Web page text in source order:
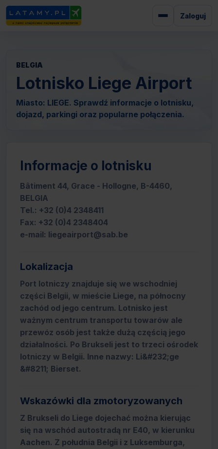
Zaloguj
BELGIA
Lotnisko Liege Airport
Miasto: LIEGE. Sprawdź informacje o lotnisku,
dojazd, parkingi oraz popularne połączenia.
Informacje o lotnisku
Bâtiment 44, Grace - Hollogne, B-4460,
BELGIA
Tel.: +32 (0)4 2348411
Fax: +32 (0)4 2348404
e-mail: liegeairport@sab.be
Lokalizacja
Port lotniczy znajduje się we wschodniej
części Belgii, w mieście Liege, na północny
zachód od jego centrum. Lotnisko jest
ważnym centrum transportu towarów ale
przewóz osób jest także dużą częścią jego
działalności. Po Brukseli jest to trzeci ośrodek
lotniczy w Belgii. Inne nazwy: Li&#232;ge
&#8211; Bierset.
Wskazówki dla zmotoryzowanych
Z Brukseli do Liege dojechać można kierując
się na wschód autostradą nr E40, w kierunku
Aachen. Z południa Belgii i z Luksemburga,